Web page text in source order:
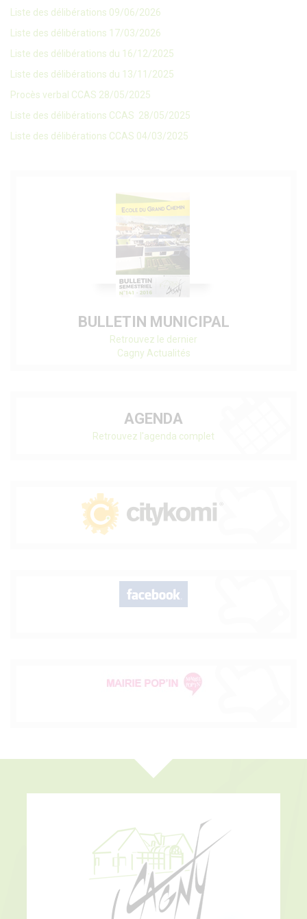
Liste des délibérations 09/06/2026
Liste des délibérations 17/03/2026
Liste des délibérations du 16/12/2025
Liste des délibérations du 13/11/2025
Procès verbal CCAS 28/05/2025
Liste des délibérations CCAS 28/05/2025
Liste des délibérations CCAS 04/03/2025
BULLETIN MUNICIPAL
Retrouvez le dernier
Cagny Actualités
AGENDA
Retrouvez l'agenda complet